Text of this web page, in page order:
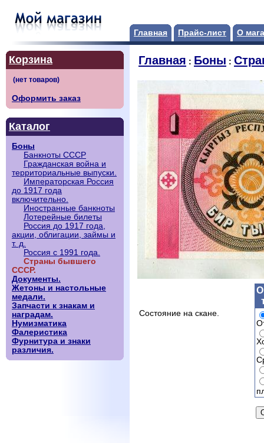
Главная Прайс-лист О
Корзина
Оформить заказ
Каталог
Боны
Банкноты СССР
Гражданская война и
территориальные выпуски.
Императорская Россия
до 1917 года
включительно.
Иностранные банкноты
Лотерейные билеты
Россия до 1917 года,
акции, облигации, займы и
т. д.
Россия с 1991 года.
Страны бывшего
СССР.
Документы.
Жетоны и настольные
медали.
Запчасти к знакам и
наградам.
Нумизматика
Фалеристика
Фурнитура и знаки
различия.
Главная : Боны :
Состояние на скане.